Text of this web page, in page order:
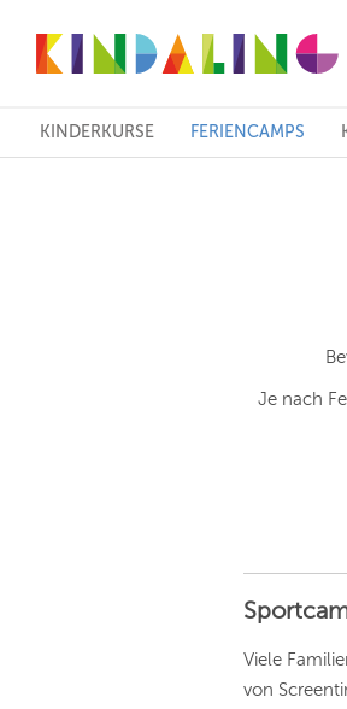
KINDERKURSE FERIENCAMPS
Je nach
Viele
von